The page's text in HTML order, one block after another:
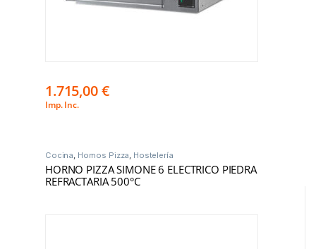
1.715,00€
Imp. Inc.
Cocina, Hornos Pizza, Hostelería
HORNO PIZZA SIMONE 6 ELECTRICO PIEDRA
REFRACTARIA 500°C